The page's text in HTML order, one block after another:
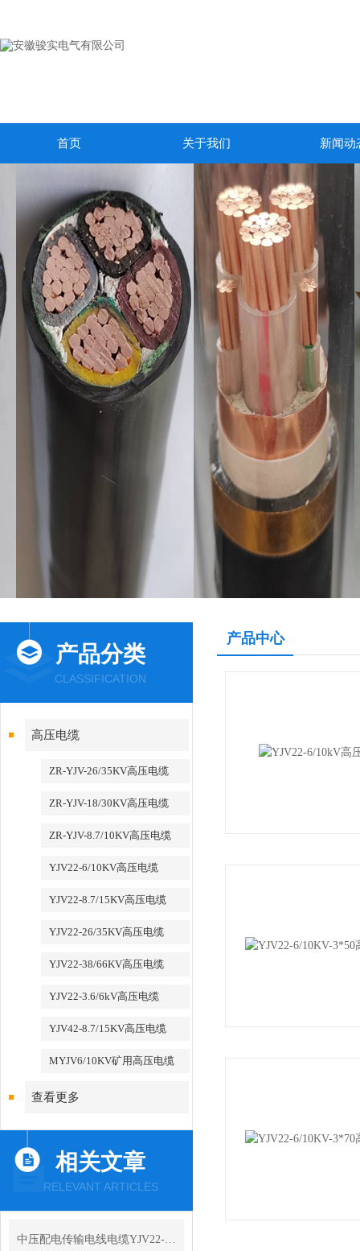
首页 关于我们 新闻动
产品分类
CLASSIFICATION
高压电缆
ZR-YJV-26/35KV高压电缆
ZR-YJV-18/30KV高压电缆
ZR-YJV-8.7/10KV高压电缆
YJV22-6/10KV高压电缆
YJV22-8.7/15KV高压电缆
YJV22-26/35KV高压电缆
YJV22-38/66KV高压电缆
YJV22-3.6/6kV高压电缆
YJV42-8.7/15KV高压电缆
MYJV6/10KV矿用高压电缆
查看更多
相关文章
RELEVANT ARTICLES
中压配电传输电线电缆YJV22-6/10KV高压电缆
产品中心